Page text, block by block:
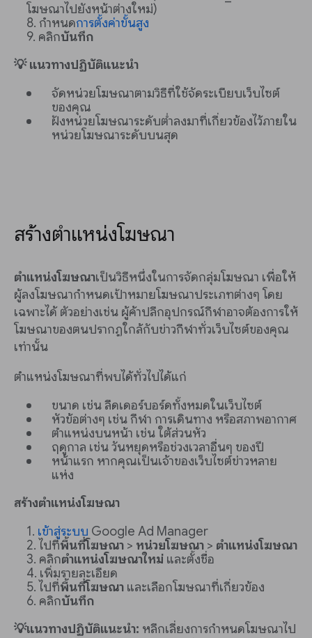
โฆษณาไปยังหน้าต่างใหม่)
กำหนดการตั้งค่าขั้นสูง
คลิกบันทึก
💡 แนวทางปฏิบัติแนะนำ
จัดหน่วยโฆษณาตามวิธีที่ใช้จัดระเบียบเว็บไซต์
ของคุณ
ฝังหน่วยโฆษณาระดับต่ำลงมาที่เกี่ยวข้องไว้ภายใน
หน่วยโฆษณาระดับบนสุด
สร้างตำแหน่งโฆษณา
ตำแหน่งโฆษณาเป็นวิธีหนึ่งในการจัดกลุ่มโฆษณา เพื่อให้
ผู้ลงโฆษณากำหนดเป้าหมายโฆษณาประเภทต่างๆ โดย
เฉพาะได้ ตัวอย่างเช่น ผู้ค้าปลีกอุปกรณ์กีฬาอาจต้องการให้
โฆษณาของตนปรากฏใกล้กับข่าวกีฬาทั่วเว็บไซต์ของคุณ
เท่านั้น
ตำแหน่งโฆษณาที่พบได้ทั่วไปได้แก่
ขนาด เช่น ลีดเดอร์บอร์ดทั้งหมดในเว็บไซต์
หัวข้อต่างๆ เช่น กีฬา การเดินทาง หรือสภาพอากาศ
ตำแหน่งบนหน้า เช่น ใต้ส่วนหัว
ฤดูกาล เช่น วันหยุดหรือช่วงเวลาอื่นๆ ของปี
หน้าแรก หากคุณเป็นเจ้าของเว็บไซต์ข่าวหลาย
แห่ง
สร้างตำแหน่งโฆษณา
เข้าสู่ระบบ Google Ad Manager
ไปที่พื้นที่โฆษณา > หน่วยโฆษณา > ตำแหน่งโฆษณา
คลิกตำแหน่งโฆษณาใหม่ และตั้งชื่อ
เพิ่มรายละเอียด
ไปที่พื้นที่โฆษณา และเลือกโฆษณาที่เกี่ยวข้อง
คลิกบันทึก
💡แนวทางปฏิบัติแนะนำ: หลีกเลี่ยงการกำหนดโฆษณาไป